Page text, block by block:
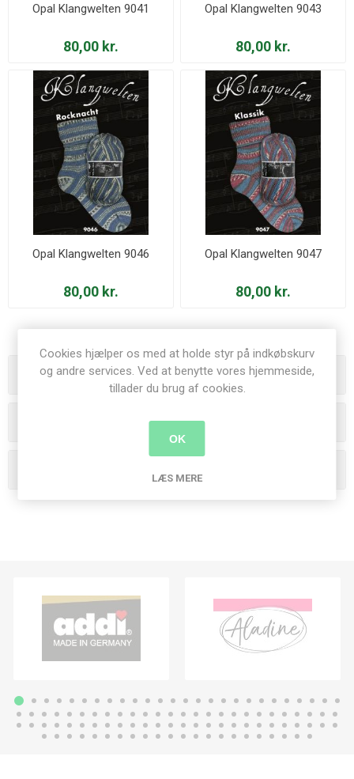
Opal Klangwelten 9041
80,00 kr.
Opal Klangwelten 9043
80,00 kr.
Opal Klangwelten 9046
80,00 kr.
Opal Klangwelten 9047
80,00 kr.
Varegrupper
Cookies hjælper os med at holde styr på indkøbskurv
og andre services. Ved at benytte vores hjemmeside,
tillader du brug af cookies.
OK
LÆS MERE